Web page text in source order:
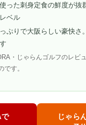
った刺身定食の鮮度が抜
ベル
ぷりで大阪らしい豪快さ
・じゃらんゴルフのレビ
です。
じゃら